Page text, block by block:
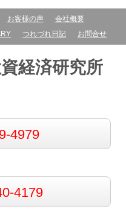
お客様の声
会社概要
つれづれ日記 お問合せ
経済研究所
4979
4179